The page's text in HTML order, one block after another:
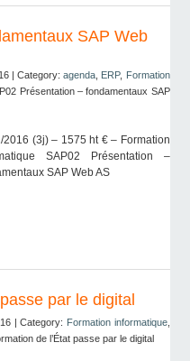
SAP Web
| Category:agenda ERP, Formation
Présentation – fondamentaux SAP
2016 (3j) – 1575 ht € – Formation
SAP02 Présentation –
SAP Web AS
par le digital
| Category: Formation informatique,
de l’État passe par le digital